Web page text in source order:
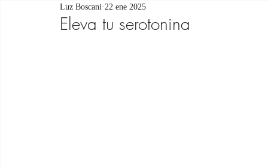
Autoestima Alimentación consciente
Eleva tu serotonina
Luz Boscani 22 ene 2025